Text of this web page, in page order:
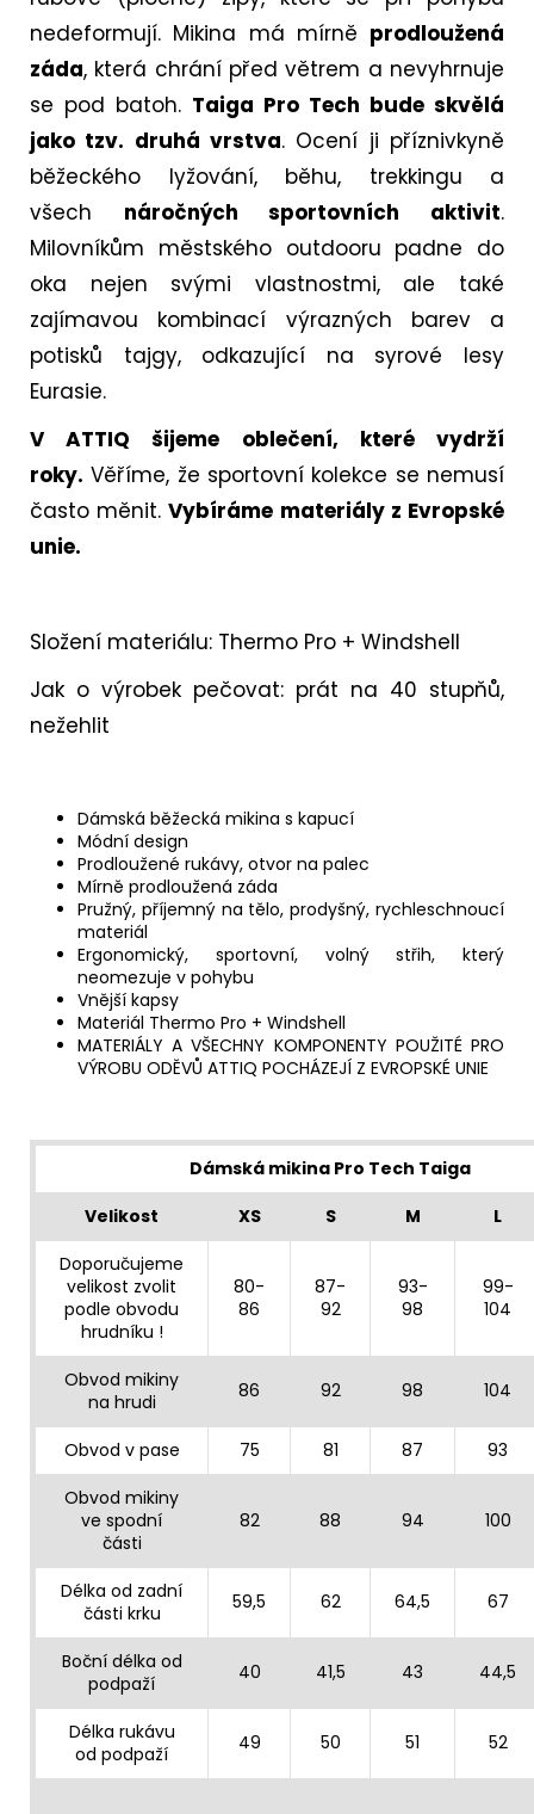
nedeformují. Mikina má mírně prodloužená
záda, která chrání před větrem a nevyhrnuje
se pod batoh. Taiga Pro Tech bude skvělá
jako tzv. druhá vrstva. Ocení ji příznivkyně
běžeckého lyžování, běhu, trekkingu a
všech
náročných sportovních aktivit.
Milovníkům městského outdooru padne do
oka nejen svými vlastnostmi, ale také
zajímavou kombinací výrazných barev a
potisků tajgy, odkazující na syrové lesy
Eurasie.
V ATTIQ šijeme oblečení, které vydrží
roky. Věříme, že sportovní kolekce se nemusí
často měnit. Vybíráme materiály z Evropské
unie.
Složení materiálu: Thermo Pro + Windshell
Jak o výrobek pečovat: prát na 40 stupňů,
nežehlit
Dámská běžecká mikina s kapucí
Módní design
Prodloužené rukávy, otvor na palec
Mírně prodloužená záda
Pružný, příjemný na tělo, prodyšný, rychleschnoucí
materiál
Ergonomický, sportovní, volný střih, který
neomezuje v pohybu
Vnější kapsy
Materiál Thermo Pro + Windshell
MATERIÁLY A VŠECHNY KOMPONENTY POUŽITÉ PRO
VÝROBU ODĚVŮ ATTIQ POCHÁZEJÍ Z EVROPSKÉ UNIE
Dámská mikina Pro Tech Taiga
Velikost
XS S M
L
Doporučujeme
velikost zvolit
podle obvodu
hrudníku !
80-
86
87-
92
93-
98
99-
104
Obvod mikiny
na hrudi
86 92 98 104
Obvod v pase 75 81 87
93
Obvod mikiny
ve spodní
části
82 88 94 100
Délka od zadní
části krku
59,5 62 64,5 67
Boční délka od
podpaží
40 41,5 43 44,5
Délka rukávu
od podpaží
49 50 51 52